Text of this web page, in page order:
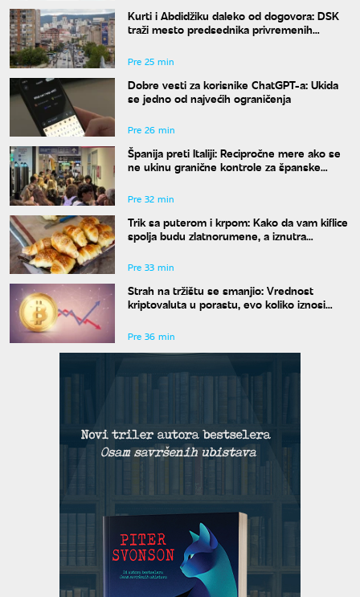
Kurti i Abdidžiku daleko od dogovora: DSK
traži mesto predsednika privremenih
Pre 25 min
Dobre vesti za korisnike ChatGPT-a: Ukida
se jedno od najvećih ograničenja
Pre 26 min
Španija preti Italiji: Recipročne mere ako se
ne ukinu granične kontrole za španske
Pre 32 min
Trik sa puterom i krpom: Kako da vam kiflice
spolja budu zlatnorumene, a iznutra
Pre 33 min
Strah na tržištu se smanjio: Vrednost
kriptovaluta u porastu, evo koliko iznosi
Pre 36 min